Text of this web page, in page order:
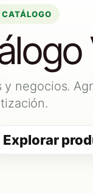
negocios.
Explorar